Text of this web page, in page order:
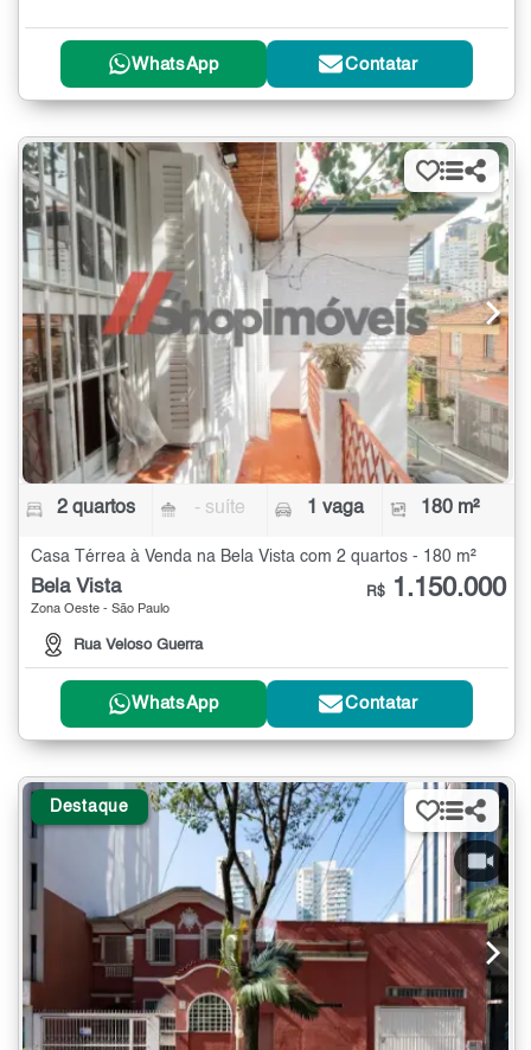
WhatsApp Contatar
2 quartos - suíte 1 vaga 180 m²
Casa Térrea à Venda na Bela Vista com 2 quartos - 180 m²
Bela Vista
Zona Oeste - São Paulo
Rua Veloso Guerra
R$ 1.150.000
WhatsApp Contatar
Destaque